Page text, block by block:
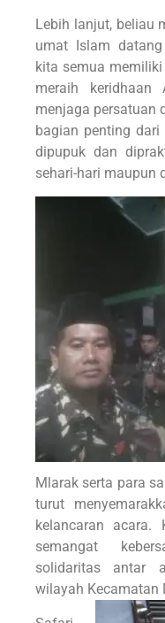
Lebih lanjut, beliau
umat Islam
kita semua
meraih keridhaan
menjaga persatuan
bagian penting
dipupuk dan
sehari-hari maupun
Mlarak serta para
turut
kelancaran acara.
semangat
solidaritas antar
wilayah Kecamatan